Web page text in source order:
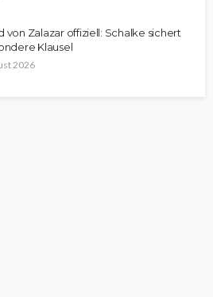
von Zalazar offiziell: Schalke sichert
Klausel
2026